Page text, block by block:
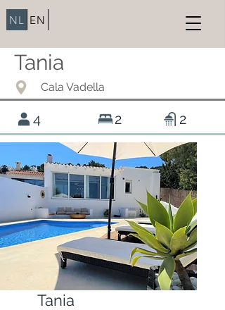
NL EN
Tania
Cala Vadella
4 2 2
Tania